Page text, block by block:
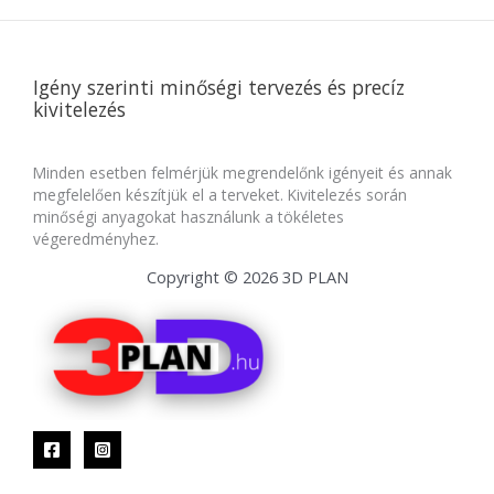
Igény szerinti minőségi tervezés és precíz
kivitelezés
Minden esetben felmérjük megrendelőnk igényeit és annak
megfelelően készítjük el a terveket. Kivitelezés során
minőségi anyagokat használunk a tökéletes
végeredményhez.
Copyright © 2026 3D PLAN